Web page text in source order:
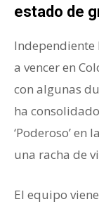
estado de
Independiente
a vencer en
con algunas
ha
‘Poderoso’
una racha de
El equipo